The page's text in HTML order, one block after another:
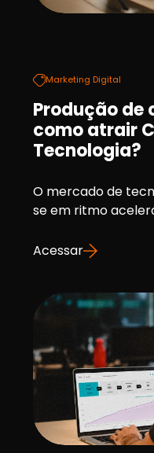
Marketing Digital
Produção de
como atrair
Tecnologia?
O mercado de
se em ritmo
Acessar